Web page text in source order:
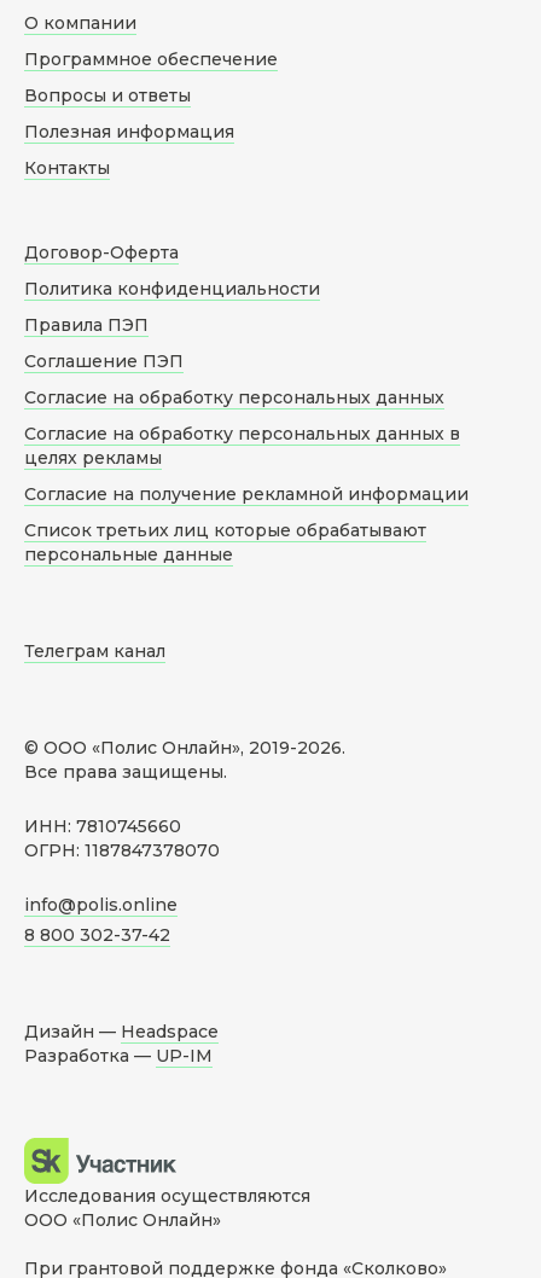
© ООО «Полис Онлайн», 2019-2026.
Все права защищены.
ИНН: 7810745660
ОГРН: 1187847378070
info@polis.online
8 800 302-37-42
О компании
Программное обеспечение
Вопросы и ответы
Полезная информация
Контакты
Договор-Оферта
Политика конфиденциальности
Правила ПЭП
Соглашение ПЭП
Согласие на обработку персональных данных
Согласие на обработку персональных данных в
целях рекламы
Согласие на получение рекламной информации
Список третьих лиц которые обрабатывают
персональные данные
Телеграм канал
Дизайн — Headspace
Разработка — UP-IM
Исследования осуществляются
ООО «Полис Онлайн»
При грантовой поддержке фонда «Сколково»